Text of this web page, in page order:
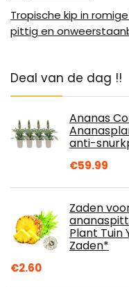
Tropische kip in
pittig en
Deal van de dag !!
Ananas
anti-
€59.99
Zaden
Plant Tuin
Zaden*
€2.60